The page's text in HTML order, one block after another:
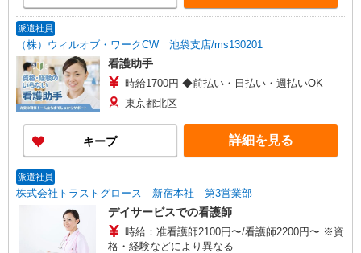
派遣社員
（株）ウィルオブ・ワークCW 池袋支店/ms130201
看護助手
時給1700円 ◆前払い・日払い・週払いOK
東京都北区
キープ 詳細を見る
派遣社員
株式会社トラストグロース 新宿本社 第3営業部
デイサービスでの看護師
時給：准看護師2100円〜/看護師2200円〜 ※資
格・経験などにより異なる